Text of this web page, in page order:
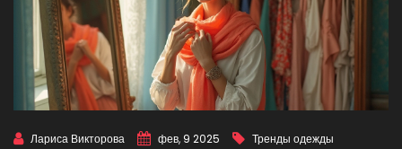
Лариса Викторова фев, 9 2025 Тренды одежды